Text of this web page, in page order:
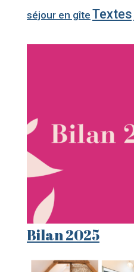
séjour en gîte Textes
Bilan 2025